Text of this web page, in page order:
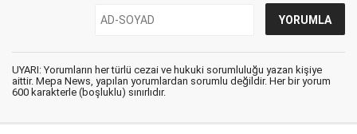
UYARI: Yorumların her türlü cezai ve hukuki sorumluluğu yazan kişiye
aittir. Mepa News, yapılan yorumlardan sorumlu değildir. Her bir yorum
600 karakterle (boşluklu) sınırlıdır.